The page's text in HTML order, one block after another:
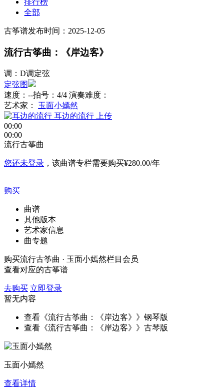
排行榜
全部
古筝谱发布时间：2025-12-05
流行古筝曲：《岸边客》
调：D调定弦
定弦图
速度：--拍号：4/4 演奏难度：
艺术家： 玉面小嫣然
耳边的流行
上传
00:00
00:00
流行古筝曲
您还未登录 ，该曲谱专栏需要购买¥280.00/年
购买
曲谱
其他版本
艺术家信息
曲专题
购买流行古筝曲 · 玉面小嫣然栏目会员
查看对应的古筝谱
去购买 立即登录
暂无内容
查看《流行古筝曲：《岸边客》》钢琴版
查看《流行古筝曲：《岸边客》》古琴版
玉面小嫣然
查看详情